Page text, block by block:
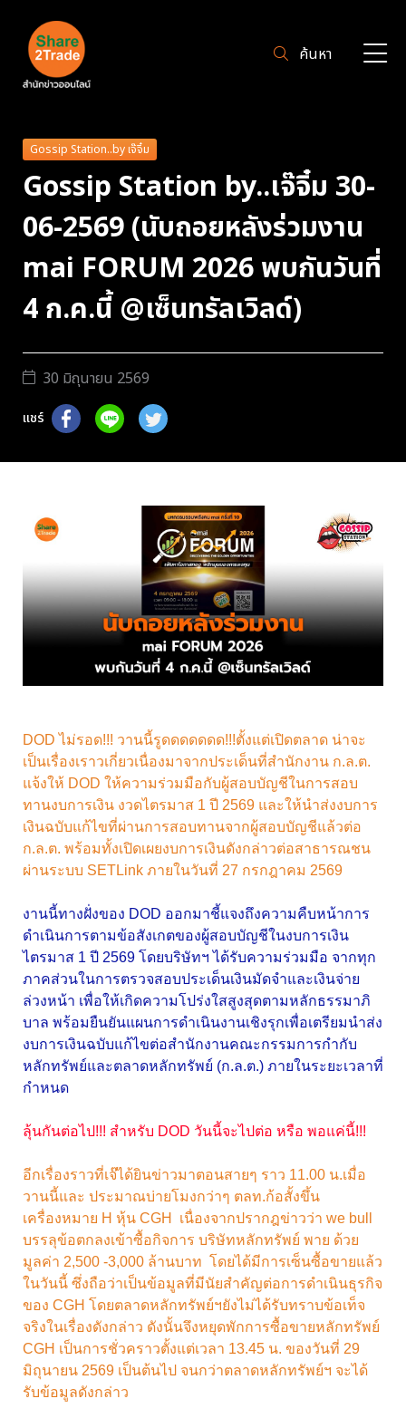
ค้นหา
Gossip Station..by เจ๊จิ๋ม
Gossip Station by..เจ๊จิ๋ม 30-
06-2569 (นับถอยหลังร่วมงาน
mai FORUM 2026 พบกันวันที่
4 ก.ค.นี้ @เซ็นทรัลเวิลด์)
30 มิถุนายน 2569
แชร์
DOD ไม่รอด!!! วานนี้รูดดดดดดด!!!ตั้งแต่เปิดตลาด น่าจะ
เป็นเรื่องเราวเกี่ยวเนื่องมาจากประเด็นที่สำนักงาน ก.ล.ต.
แจ้งให้ DOD ให้ความร่วมมือกับผู้สอบบัญชีในการสอบ
ทานงบการเงิน งวดไตรมาส 1 ปี 2569 และให้นำส่งงบการ
เงินฉบับแก้ไขที่ผ่านการสอบทานจากผู้สอบบัญชีแล้วต่อ
ก.ล.ต. พร้อมทั้งเปิดเผยงบการเงินดังกล่าวต่อสาธารณชน
ผ่านระบบ SETLink ภายในวันที่ 27 กรกฎาคม 2569
งานนี้ทางฝั่งของ DOD ออกมาชี้แจงถึงความคืบหน้าการ
ดำเนินการตามข้อสังเกตของผู้สอบบัญชีในงบการเงิน
ไตรมาส 1 ปี 2569 โดยบริษัทฯ ได้รับความร่วมมือ จากทุก
ภาคส่วนในการตรวจสอบประเด็นเงินมัดจำและเงินจ่าย
ล่วงหน้า เพื่อให้เกิดความโปร่งใสสูงสุดตามหลักธรรมาภิ
บาล พร้อมยืนยันแผนการดำเนินงานเชิงรุกเพื่อเตรียมนำส่ง
งบการเงินฉบับแก้ไขต่อสำนักงานคณะกรรมการกำกับ
หลักทรัพย์และตลาดหลักทรัพย์ (ก.ล.ต.) ภายในระยะเวลาที่
กำหนด
ลุ้นกันต่อไป!!! สำหรับ DOD วันนี้จะไปต่อ หรือ พอแค่นี้!!!
อีกเรื่องราวที่เจ๊ได้ยินข่าวมาตอนสายๆ ราว 11.00 น.เมื่อ
วานนี้และ ประมาณบ่ายโมงกว่าๆ ตลท.ก้อสั้งขึ้น
เครื่องหมาย H หุ้น CGH เนื่องจากปรากฎข่าวว่า we bull
บรรลุข้อตกลงเข้าซื้อกิจการ บริษัทหลักทรัพย์ พาย ด้วย
มูลค่า 2,500 -3,000 ล้านบาท โดยได้มีการเซ็นซื้อขายแล้ว
ในวันนี้ ซึ่งถือว่าเป็นข้อมูลที่มีนัยสำคัญต่อการดำเนินธุรกิจ
ของ CGH โดยตลาดหลักทรัพย์ฯยังไม่ได้รับทราบข้อเท็จ
จริงในเรื่องดังกล่าว ดังนั้นจึงหยุดพักการซื้อขายหลักทรัพย์
CGH เป็นการชั่วคราวตั้งแต่เวลา 13.45 น. ของวันที่ 29
มิถุนายน 2569 เป็นต้นไป จนกว่าตลาดหลักทรัพย์ฯ จะได้
รับข้อมูลดังกล่าว